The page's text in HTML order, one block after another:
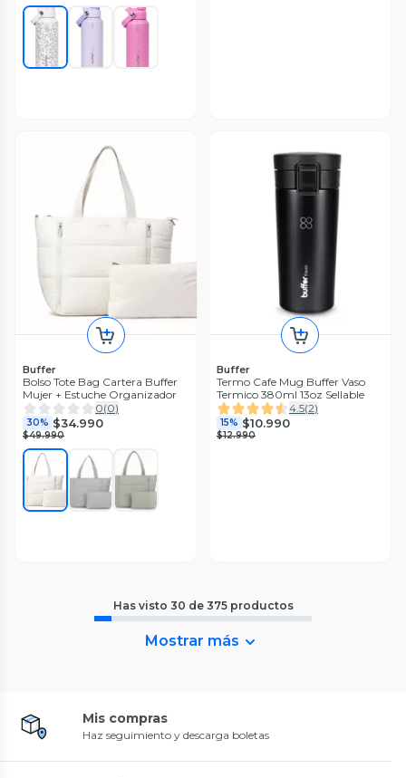
Buffer
Bolso Tote Bag Cartera Buffer
Mujer + Estuche Organizador
0(0)
30% $34.990
$49.990
Buffer
Termo Cafe Mug Buffer Vaso
Termico 380ml 13oz Sellable
4.5(2)
15% $10.990
$12.990
Has visto 30 de 375 productos
Mostrar más
Mis compras
Haz seguimiento y descarga boletas